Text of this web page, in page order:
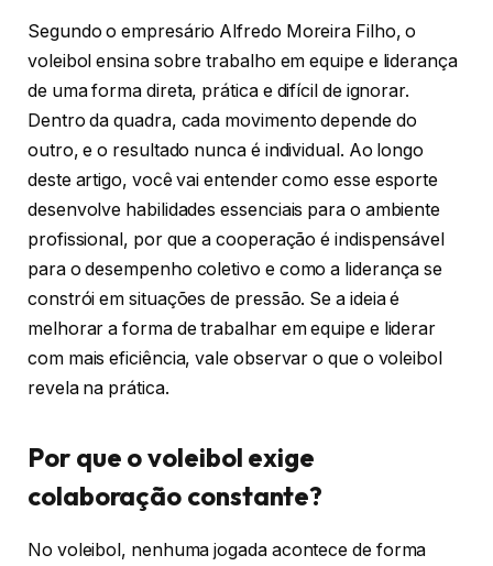
Segundo o empresário Alfredo Moreira Filho, o
voleibol ensina sobre trabalho em equipe e liderança
de uma forma direta, prática e difícil de ignorar.
Dentro da quadra, cada movimento depende do
outro, e o resultado nunca é individual. Ao longo
deste artigo, você vai entender como esse esporte
desenvolve habilidades essenciais para o ambiente
profissional, por que a cooperação é indispensável
para o desempenho coletivo e como a liderança se
constrói em situações de pressão. Se a ideia é
melhorar a forma de trabalhar em equipe e liderar
com mais eficiência, vale observar o que o voleibol
revela na prática.
Por que o voleibol exige
colaboração constante?
No voleibol, nenhuma jogada acontece de forma